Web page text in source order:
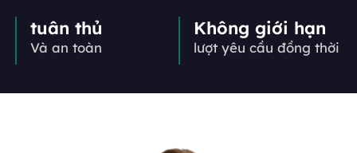
tuân thủ
Và an toàn
Không giới hạn
lượt yêu cầu đồng thời